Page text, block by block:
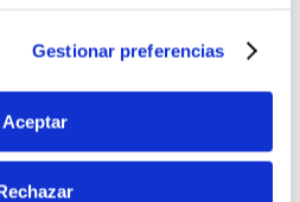
Gestionar preferencias
Aceptar